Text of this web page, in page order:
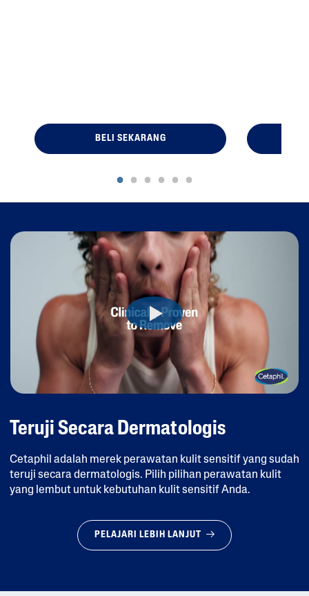
BELI SEKARANG
Teruji Secara Dermatologis
Cetaphil adalah merek perawatan kulit sensitif yang sudah
teruji secara dermatologis. Pilih pilihan perawatan kulit
yang lembut untuk kebutuhan kulit sensitif Anda.
PELAJARI LEBIH LANJUT